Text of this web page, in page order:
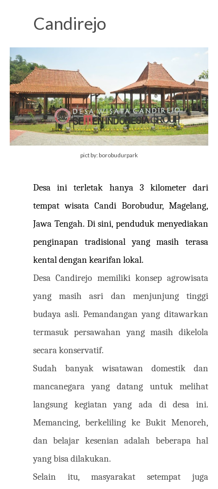
Candirejo
pict by: borobudurpark
Desa ini terletak hanya 3 kilometer dari
tempat wisata Candi Borobudur, Magelang,
Jawa Tengah. Di sini, penduduk menyediakan
penginapan tradisional yang masih terasa
kental dengan kearifan lokal.
Desa Candirejo memiliki konsep agrowisata
yang masih asri dan menjunjung tinggi
budaya asli. Pemandangan yang ditawarkan
termasuk persawahan yang masih dikelola
secara konservatif.
Sudah banyak wisatawan domestik dan
mancanegara yang datang untuk melihat
langsung kegiatan yang ada di desa ini.
Memancing, berkeliling ke Bukit Menoreh,
dan belajar kesenian adalah beberapa hal
yang bisa dilakukan.
Selain itu, masyarakat setempat juga